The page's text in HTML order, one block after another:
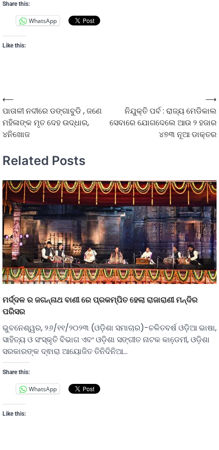
Share this:
WhatsApp
Like this:
⟵
ପାତାଳୀ ନଦୀରେ ଡଙ୍ଗାବୁଡି , ଜଣେ
ମହିଳାଙ୍କ ମୃତ ଦେହ ଉଦ୍ଧାର,
୪ନିଖୋଜ
ନିଯୁକ୍ତି ପର୍ବ : ରାଜ୍ୟ ମେଡିକାଲ
ସେବାରେ ଯୋଗଦେଲେ ଆଉ ୨ ହଜାର
୪୭୩ ନୂଆ ଡାକ୍ତର
⟶
Related Posts
ମର୍ଦ୍ଦଳ ର ଜଗନ୍ନାଥ ବାଣୀ ରେ ପ୍ରକମ୍ପିତ ହେଲା ରାଜାରାଣୀ ମନ୍ଦିର
ପରିସର
ଭୁବନେଶ୍ୱର, ୨୬/୧୧/୨୦୨୩ (ଓଡ଼ିଶା ସମାଚାର)-ଚଳିତବର୍ଷ ଓଡ଼ିଆ ଭାଷା,
ସାହିତ୍ୟ ଓ ସଂସ୍କୃତି ବିଭାଗ ଏବଂ ଓଡ଼ିଶା ସଙ୍ଗୀତ ନାଟକ କାଡେ଼ମୀ, ଓଡ଼ିଶା
ସରକାରଙ୍କ ଦ୍ଵାରା ଆୟୋଜିତ ତିନିଦିନିଆ…
Share this:
WhatsApp
Like this: